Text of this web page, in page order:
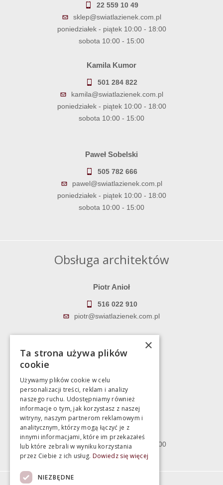
22 559 10 49
sklep@swiatlazienek.com.pl
poniedziałek - piątek 10:00 - 18:00
sobota 10:00 - 15:00
Kamila Kumor
501 284 822
kamila@swiatlazienek.com.pl
poniedziałek - piątek 10:00 - 18:00
sobota 10:00 - 15:00
Paweł Sobelski
505 782 666
pawel@swiatlazienek.com.pl
poniedziałek - piątek 10:00 - 18:00
sobota 10:00 - 15:00
Obsługa architektów
Piotr Anioł
516 022 910
piotr@swiatlazienek.com.pl
783 043 083
Magazyn
Bartycka 24/26 Hala 100
00-716 Warszawa
poniedziałek - piątek 10:00 - 18:00
sobota 10:00 - 15:00
×
Ta strona używa plików
cookie
Używamy plików cookie w celu
personalizacji treści, reklam i analizy
naszego ruchu. Udostępniamy również
informacje o tym, jak korzystasz z naszej
witryny, naszym partnerom reklamowym i
analitycznym, którzy mogą łączyć je z
innymi informacjami, które im przekazałeś
lub które zebrali w wyniku korzystania
przez Ciebie z ich usług. Dowiedz się więcej
NIEZBĘDNE